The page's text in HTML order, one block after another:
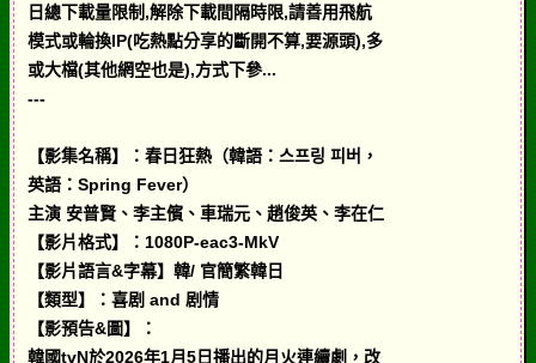
日總下載量限制,解除下載間隔時限,請善用飛航
模式或輪換IP(吃熱點分享的斷開不算,要源頭),多
或大檔(其他網空也是),方式下參...
---
【影集名稱】：春日狂熱（韓語：스프링 피버，
英語：Spring Fever）
主演 安普賢、李主儐、車瑞元、趙俊英、李在仁
【影片格式】：1080P-eac3-MkV
【影片語言&字幕】韓/ 官簡繁韓日
【類型】：喜剧 and 剧情
【影預告&圖】：
韓國tvN於2026年1月5日播出的月火連續劇，改